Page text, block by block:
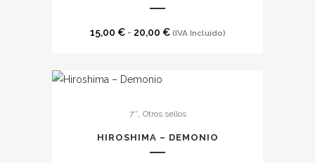
se
15,00 € - 20,00 €Rango
20,00 €
(IVA Incluido)
7'' Otros sellos
HIROSHIMA – DEMONIO